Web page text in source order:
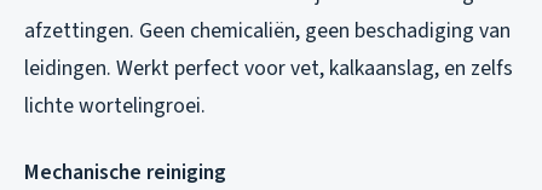
afzettingen. Geen chemicaliën, geen beschadiging van
leidingen. Werkt perfect voor vet, kalkaanslag, en zelfs
lichte wortelingroei.
Mechanische reiniging